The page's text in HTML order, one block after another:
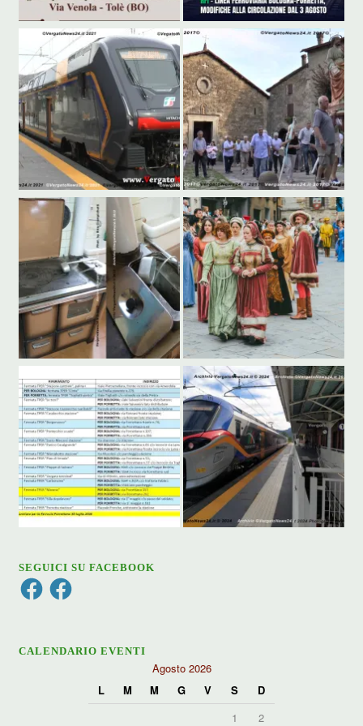
SEGUICI SU FACEBOOK
FacebookFacebook
CALENDARIO EVENTI
Agosto 2026
L
M M G V S
D
1
2